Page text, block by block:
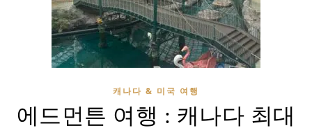
캐나다 & 미국 여행
에드먼튼 여행 : 캐나다 최대